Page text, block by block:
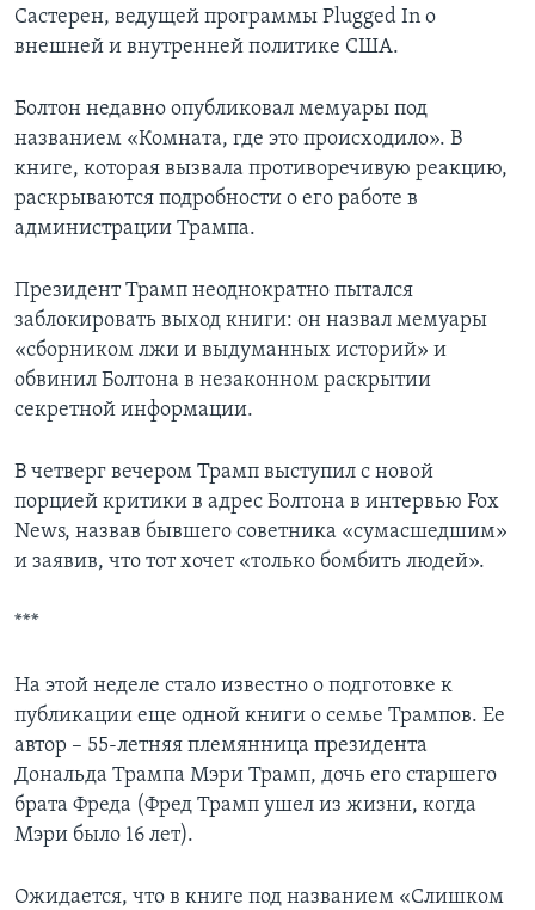
Састерен, ведущей программы Plugged In о
внешней и внутренней политике США.
Болтон недавно опубликовал мемуары под
названием «Комната, где это происходило». В
книге, которая вызвала противоречивую реакцию,
раскрываются подробности о его работе в
администрации Трампа.
Президент Трамп неоднократно пытался
заблокировать выход книги: он назвал мемуары
«сборником лжи и выдуманных историй» и
обвинил Болтона в незаконном раскрытии
секретной информации.
В четверг вечером Трамп выступил с новой
порцией критики в адрес Болтона в интервью Fox
News, назвав бывшего советника «сумасшедшим»
и заявив, что тот хочет «только бомбить людей».
***
На этой неделе стало известно о подготовке к
публикации еще одной книги о семье Трампов. Ее
автор – 55-летняя племянница президента
Дональда Трампа Мэри Трамп, дочь его старшего
брата Фреда (Фред Трамп ушел из жизни, когда
Мэри было 16 лет).
Ожидается, что в книге под названием «Слишком